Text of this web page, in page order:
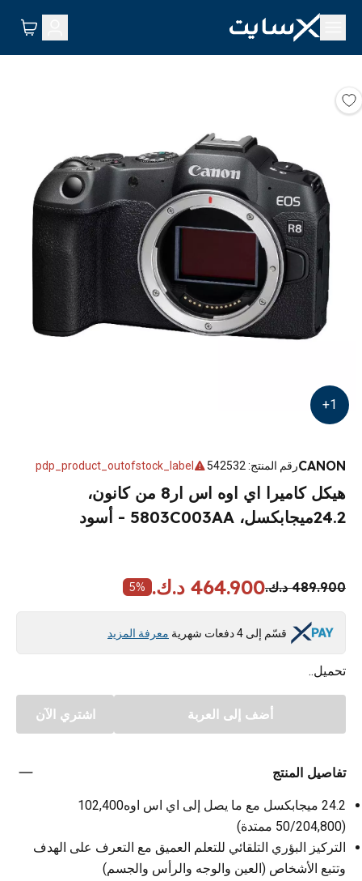
1
+
CANONرقم المنتج:
542532
pdp_product_outofstock_label
هيكل كاميرا اي اوه اس ار8 من كانون،
24.2ميجابكسل، 5803C003AA - أسود
489.900 د.ك. 464.900 د.ك. 5%
قسّم إلى 4 دفعات شهرية معرفة المزيد
تحميل..
أضف إلى العربة اشتري الآن
تفاصيل المنتج
24.2 ميجابكسل مع ما يصل إلى اي اس اوه102,400
(50/204,800 ممتدة)
التركيز البؤري التلقائي للتعلم العميق مع التعرف على الهدف
وتتبع الأشخاص (العين والوجه والرأس والجسم)